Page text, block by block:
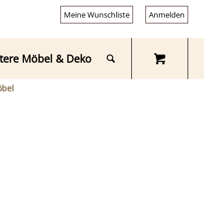
Meine Wunschliste Anmelden
Möbel & Deko